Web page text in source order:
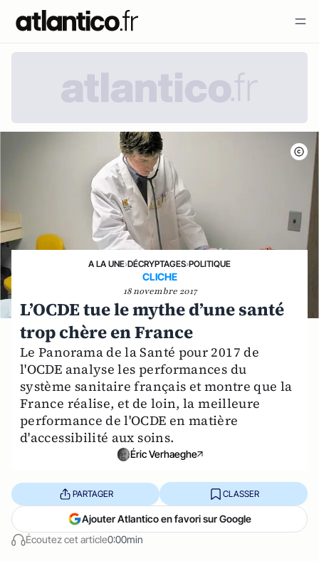
A LA UNE›DÉCRYPTAGES›POLITIQUE
CLICHE
18 novembre 2017
L’OCDE tue le mythe d’une santé
trop chère en France
Le Panorama de la Santé pour 2017 de
l'OCDE analyse les performances du
système sanitaire français et montre que la
France réalise, et de loin, la meilleure
performance de l'OCDE en matière
d'accessibilité aux soins.
Éric Verhaeghe
Écoutez cet article0:00min
PARTAGER CLASSER
Ajouter Atlantico en favori sur Google